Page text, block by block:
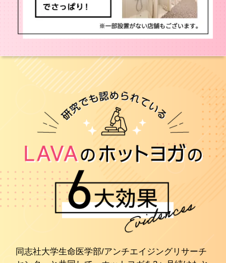
同志社大学生命医学部/アンチエイジングリサーチ